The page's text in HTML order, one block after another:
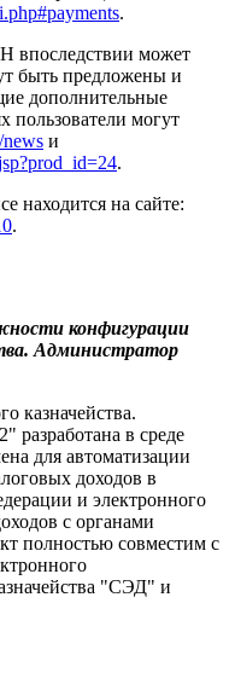
.
может
быть предложены и
дополнительные
могут
и
.
находится на сайте:
.
конфигурации
Администратор
казначейства.
разработана в среде
для автоматизации
доходов в
и электронного
с органами
полностью совместим с
"СЭД" и